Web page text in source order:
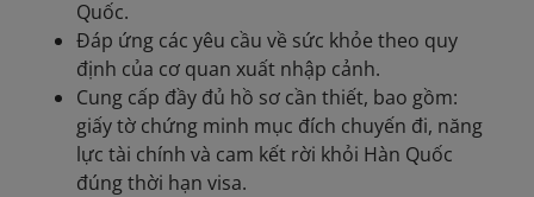
Quốc.
Đáp ứng các yêu cầu về sức khỏe theo quy
định của cơ quan xuất nhập cảnh.
Cung cấp đầy đủ hồ sơ cần thiết, bao gồm:
giấy tờ chứng minh mục đích chuyến đi, năng
lực tài chính và cam kết rời khỏi Hàn Quốc
đúng thời hạn visa.